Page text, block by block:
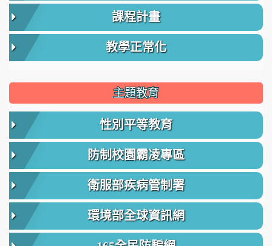
課程計畫
教學正常化
主題教育
性別平等教育
防制校園霸凌專區
衛服部疾病管制署
環境部全球資訊網